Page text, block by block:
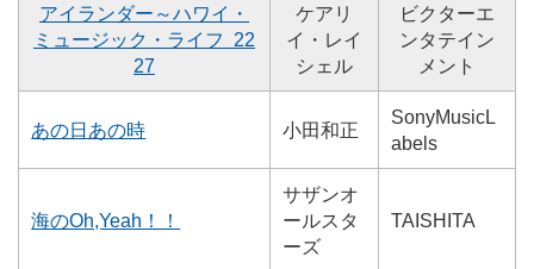
アイランダー～ハワイ・
ミュージック・ライフ 22
27
ケアリ
イ・レイ
シェル
ビクターエ
ンタテイン
メント
あの日あの時 小田和正
SonyMusicL
abels
海のOh,Yeah！！
サザンオ
ールスタ
ーズ
TAISHITA